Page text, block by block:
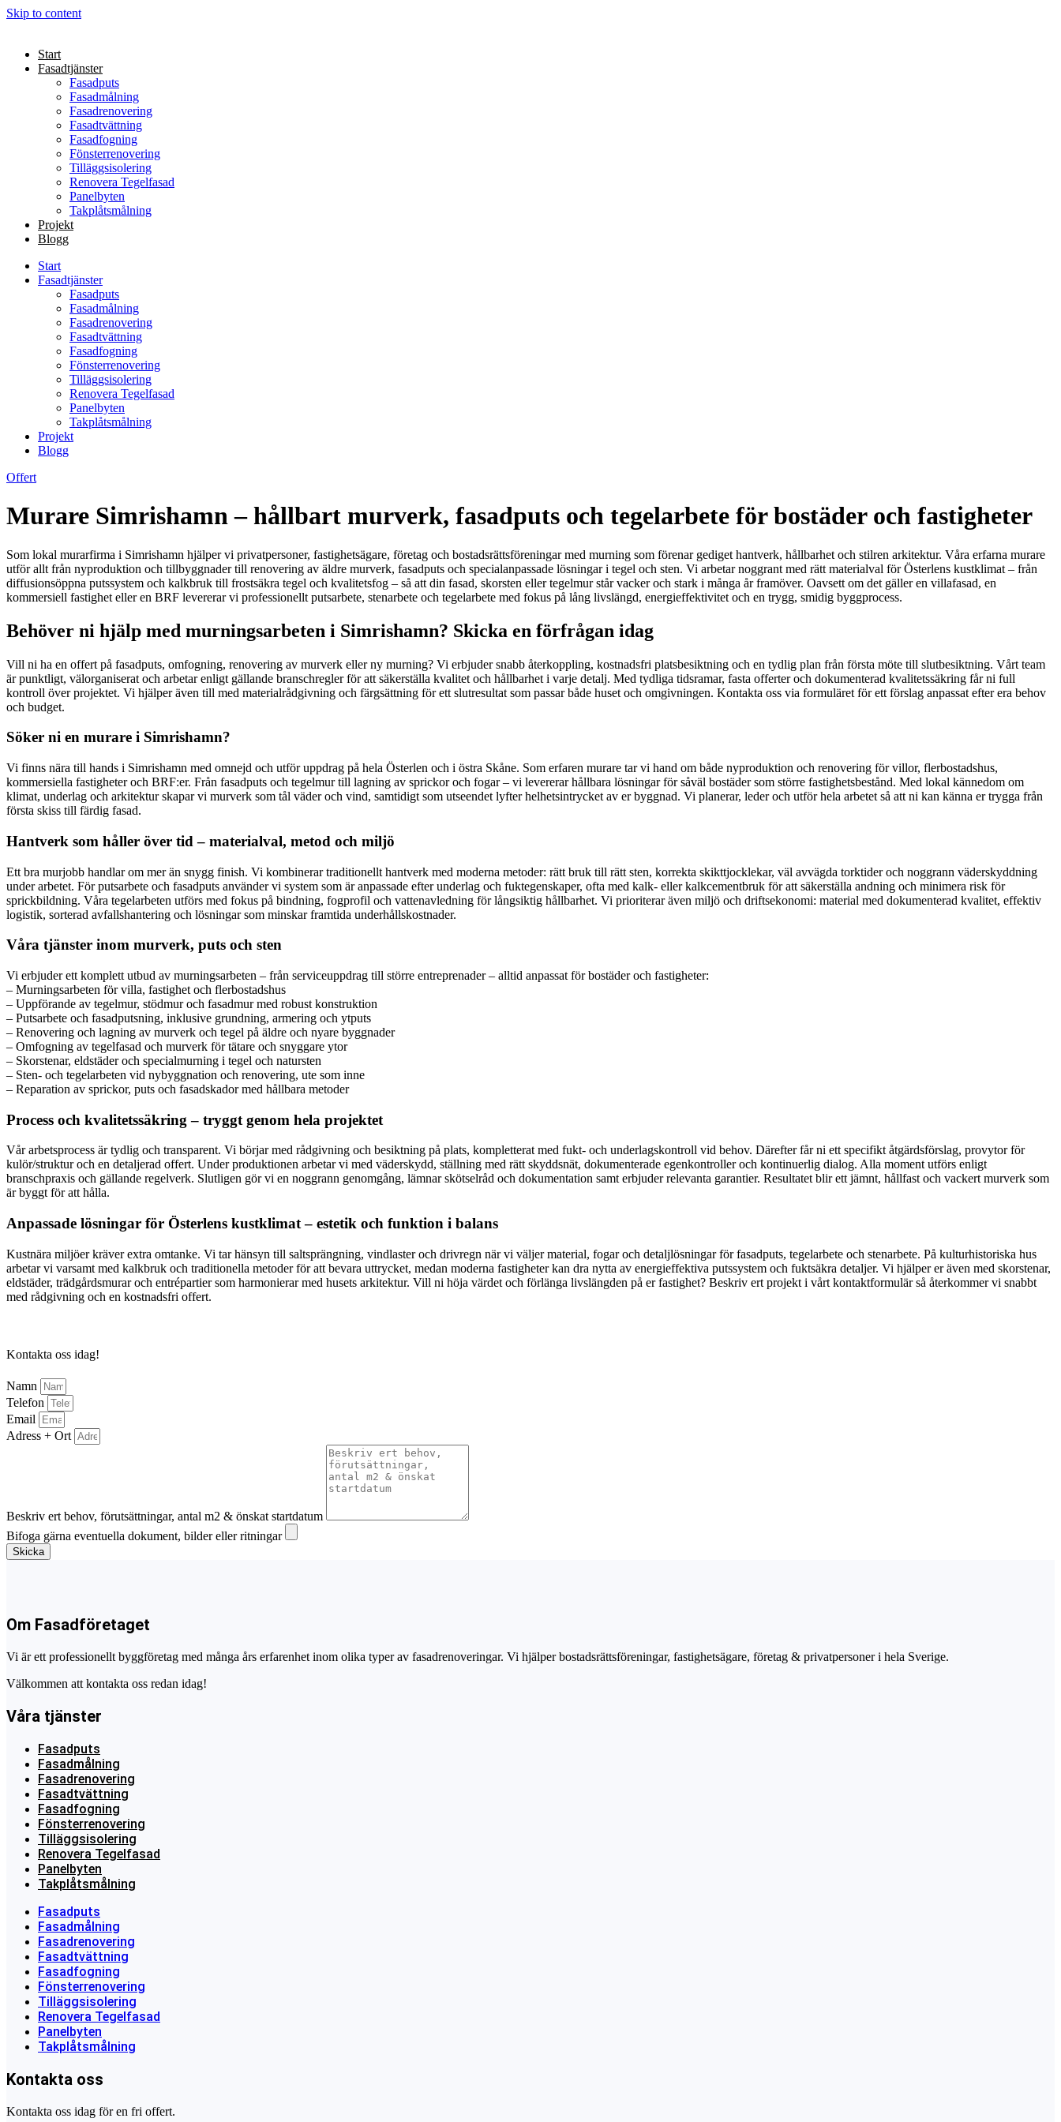
Skip to content
Start
Fasadtjänster
Fasadputs
Fasadmålning
Fasadrenovering
Fasadtvättning
Fasadfogning
Fönsterrenovering
Tilläggsisolering
Renovera Tegelfasad
Panelbyten
Takplåtsmålning
Projekt
Blogg
Start
Fasadtjänster
Fasadputs
Fasadmålning
Fasadrenovering
Fasadtvättning
Fasadfogning
Fönsterrenovering
Tilläggsisolering
Renovera Tegelfasad
Panelbyten
Takplåtsmålning
Projekt
Blogg
Offert
Murare Simrishamn – hållbart murverk, fasadputs och tegelarbete för bostäder och fastigheter
Som lokal murarfirma i Simrishamn hjälper vi privatpersoner, fastighetsägare, företag och bostadsrättsföreningar med murning som förenar gediget hantverk, hållbarhet och stilren arkitektur. Våra erfarna murare
utför allt från nyproduktion och tillbyggnader till renovering av äldre murverk, fasadputs och specialanpassade lösningar i tegel och sten. Vi arbetar noggrant med rätt materialval för Österlens kustklimat – från
diffusionsöppna putssystem och kalkbruk till frostsäkra tegel och kvalitetsfog – så att din fasad, skorsten eller tegelmur står vacker och stark i många år framöver. Oavsett om det gäller en villafasad, en
kommersiell fastighet eller en BRF levererar vi professionellt putsarbete, stenarbete och tegelarbete med fokus på lång livslängd, energieffektivitet och en trygg, smidig byggprocess.
Behöver ni hjälp med murningsarbeten i Simrishamn? Skicka en förfrågan idag
Vill ni ha en offert på fasadputs, omfogning, renovering av murverk eller ny murning? Vi erbjuder snabb återkoppling, kostnadsfri platsbesiktning och en tydlig plan från första möte till slutbesiktning. Vårt team
är punktligt, välorganiserat och arbetar enligt gällande branschregler för att säkerställa kvalitet och hållbarhet i varje detalj. Med tydliga tidsramar, fasta offerter och dokumenterad kvalitetssäkring får ni full
kontroll över projektet. Vi hjälper även till med materialrådgivning och färgsättning för ett slutresultat som passar både huset och omgivningen. Kontakta oss via formuläret för ett förslag anpassat efter era behov
och budget.
Söker ni en murare i Simrishamn?
Vi finns nära till hands i Simrishamn med omnejd och utför uppdrag på hela Österlen och i östra Skåne. Som erfaren murare tar vi hand om både nyproduktion och renovering för villor, flerbostadshus,
kommersiella fastigheter och BRF:er. Från fasadputs och tegelmur till lagning av sprickor och fogar – vi levererar hållbara lösningar för såväl bostäder som större fastighetsbestånd. Med lokal kännedom om
klimat, underlag och arkitektur skapar vi murverk som tål väder och vind, samtidigt som utseendet lyfter helhetsintrycket av er byggnad. Vi planerar, leder och utför hela arbetet så att ni kan känna er trygga från
första skiss till färdig fasad.
Hantverk som håller över tid – materialval, metod och miljö
Ett bra murjobb handlar om mer än snygg finish. Vi kombinerar traditionellt hantverk med moderna metoder: rätt bruk till rätt sten, korrekta skikttjocklekar, väl avvägda torktider och noggrann väderskyddning
under arbetet. För putsarbete och fasadputs använder vi system som är anpassade efter underlag och fuktegenskaper, ofta med kalk- eller kalkcementbruk för att säkerställa andning och minimera risk för
sprickbildning. Våra tegelarbeten utförs med fokus på bindning, fogprofil och vattenavledning för långsiktig hållbarhet. Vi prioriterar även miljö och driftsekonomi: material med dokumenterad kvalitet, effektiv
logistik, sorterad avfallshantering och lösningar som minskar framtida underhållskostnader.
Våra tjänster inom murverk, puts och sten
Vi erbjuder ett komplett utbud av murningsarbeten – från serviceuppdrag till större entreprenader – alltid anpassat för bostäder och fastigheter:
– Murningsarbeten för villa, fastighet och flerbostadshus
– Uppförande av tegelmur, stödmur och fasadmur med robust konstruktion
– Putsarbete och fasadputsning, inklusive grundning, armering och ytputs
– Renovering och lagning av murverk och tegel på äldre och nyare byggnader
– Omfogning av tegelfasad och murverk för tätare och snyggare ytor
– Skorstenar, eldstäder och specialmurning i tegel och natursten
– Sten- och tegelarbeten vid nybyggnation och renovering, ute som inne
– Reparation av sprickor, puts och fasadskador med hållbara metoder
Process och kvalitetssäkring – tryggt genom hela projektet
Vår arbetsprocess är tydlig och transparent. Vi börjar med rådgivning och besiktning på plats, kompletterat med fukt- och underlagskontroll vid behov. Därefter får ni ett specifikt åtgärdsförslag, provytor för
kulör/struktur och en detaljerad offert. Under produktionen arbetar vi med väderskydd, ställning med rätt skyddsnät, dokumenterade egenkontroller och kontinuerlig dialog. Alla moment utförs enligt
branschpraxis och gällande regelverk. Slutligen gör vi en noggrann genomgång, lämnar skötselråd och dokumentation samt erbjuder relevanta garantier. Resultatet blir ett jämnt, hållfast och vackert murverk som
är byggt för att hålla.
Anpassade lösningar för Österlens kustklimat – estetik och funktion i balans
Kustnära miljöer kräver extra omtanke. Vi tar hänsyn till saltsprängning, vindlaster och drivregn när vi väljer material, fogar och detaljlösningar för fasadputs, tegelarbete och stenarbete. På kulturhistoriska hus
arbetar vi varsamt med kalkbruk och traditionella metoder för att bevara uttrycket, medan moderna fastigheter kan dra nytta av energieffektiva putssystem och fuktsäkra detaljer. Vi hjälper er även med skorstenar,
eldstäder, trädgårdsmurar och entrépartier som harmonierar med husets arkitektur. Vill ni höja värdet och förlänga livslängden på er fastighet? Beskriv ert projekt i vårt kontaktformulär så återkommer vi snabbt
med rådgivning och en kostnadsfri offert.
Kontakta oss idag!
Namn
Telefon
Email
Adress + Ort
Beskriv ert behov, förutsättningar, antal m2 & önskat startdatum
Bifoga gärna eventuella dokument, bilder eller ritningar
Skicka
Om Fasadföretaget
Vi är ett professionellt byggföretag med många års erfarenhet inom olika typer av fasadrenoveringar. Vi hjälper bostadsrättsföreningar, fastighetsägare, företag & privatpersoner i hela Sverige.
Välkommen att kontakta oss redan idag!
Våra tjänster
Fasadputs
Fasadmålning
Fasadrenovering
Fasadtvättning
Fasadfogning
Fönsterrenovering
Tilläggsisolering
Renovera Tegelfasad
Panelbyten
Takplåtsmålning
Fasadputs
Fasadmålning
Fasadrenovering
Fasadtvättning
Fasadfogning
Fönsterrenovering
Tilläggsisolering
Renovera Tegelfasad
Panelbyten
Takplåtsmålning
Kontakta oss
Kontakta oss idag för en fri offert.